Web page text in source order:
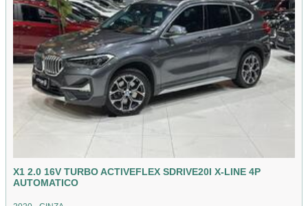
X1 2.0 16V TURBO ACTIVEFLEX SDRIVE20I X-LINE 4P
AUTOMATICO